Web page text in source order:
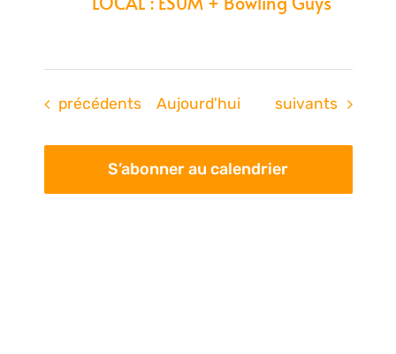
Évènements
précédents Aujourd'hui Évènements
suivants
S’abonner au calendrier